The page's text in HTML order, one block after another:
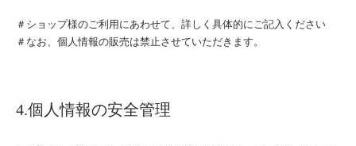
＃ショップ様のご利用にあわせて、詳しく具体的にご記入ください
＃なお、個人情報の販売は禁止させていただきます。
4.個人情報の安全管理